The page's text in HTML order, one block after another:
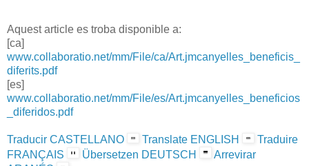
Aquest article es troba disponible a:
[ca]
www.collaboratio.net/mm/File/ca/Art.jmcanyelles_beneficis_
diferits.pdf
[es]
www.collaboratio.net/mm/File/es/Art.jmcanyelles_beneficios
_diferidos.pdf
Traducir CASTELLANO Translate ENGLISH
Traduire
FRANÇAIS
Übersetzen DEUTSCH
Arrevirar